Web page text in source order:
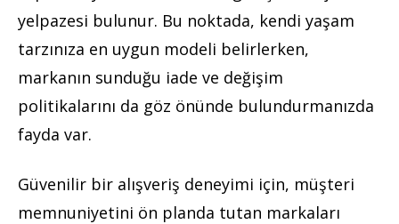
yelpazesi bulunur. Bu noktada, kendi yaşam
tarzınıza en uygun modeli belirlerken,
markanın sunduğu iade ve değişim
politikalarını da göz önünde bulundurmanızda
fayda var.
Güvenilir bir alışveriş deneyimi için, müşteri
memnuniyetini ön planda tutan markaları